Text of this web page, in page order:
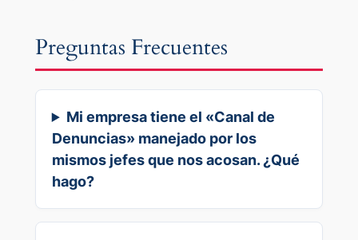
Preguntas Frecuentes
Mi empresa tiene el «Canal de
Denuncias» manejado por los
mismos jefes que nos acosan. ¿Qué
hago?